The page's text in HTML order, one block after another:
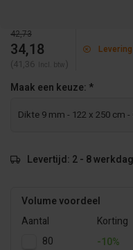
42,73
34,18
(41,36 Incl. btw )
Maak een keuze: *
Levertijd: 2 - 8
Volume voordeel
Aantal
Korting
80
-10%